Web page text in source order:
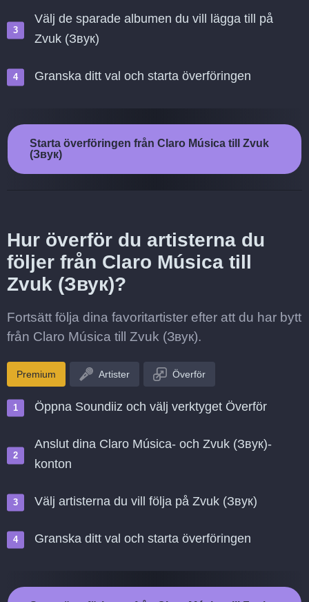
Välj de sparade albumen du vill lägga till på
Zvuk (Звук)
Granska ditt val och starta överföringen
Starta överföringen från Claro Música till Zvuk
(Звук)
Hur överför du artisterna du
följer från Claro Música till
Zvuk (Звук)?
Fortsätt följa dina favoritartister efter att du har bytt
från Claro Música till Zvuk (Звук).
Premium Artister Överför
Öppna Soundiiz och välj verktyget Överför
Anslut dina Claro Música- och Zvuk (Звук)-
konton
Välj artisterna du vill följa på Zvuk (Звук)
Granska ditt val och starta överföringen